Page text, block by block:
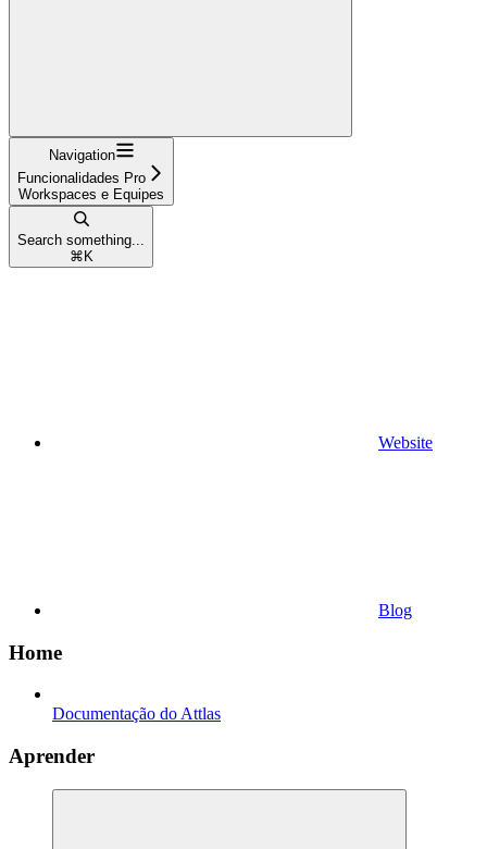
Navigation
Funcionalidades Pro
Workspaces e Equipes
Search something...
⌘ K
Website
Blog
Home
Documentação do Attlas
Aprender